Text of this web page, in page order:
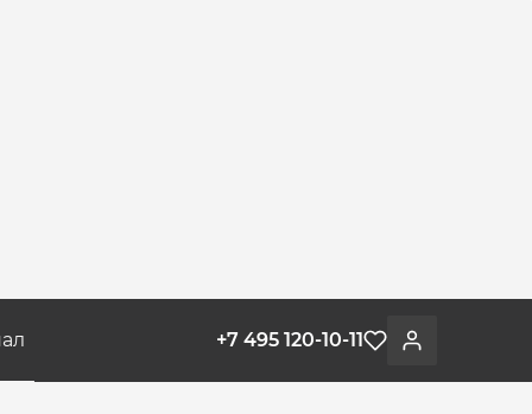
Войти
Избранное
+7 495 120-10-11